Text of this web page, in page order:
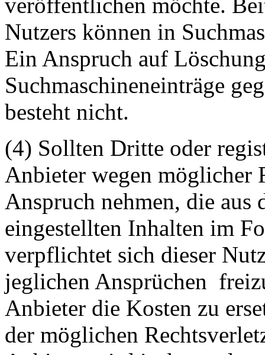
Nutzers können in
Ein Anspruch auf
Suchmaschineneinträge
besteht nicht.
(4) Sollten Dritte oder
Anbieter wegen möglicher
Anspruch nehmen, die aus
eingestellten Inhalten im
verpflichtet sich dieser
jeglichen Ansprüchen
Anbieter die Kosten zu
der möglichen